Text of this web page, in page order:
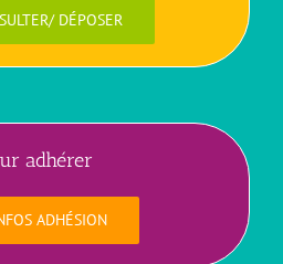
DÉPOSER
adhérer
ADHÉSION